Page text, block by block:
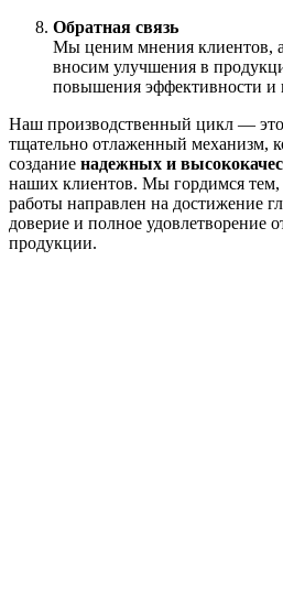
Обратная связь
Мы ценим мнения клиентов,
вносим улучшения в
повышения эффективности и
Наш производственный цикл —
тщательно отлаженный механизм,
создание надежных и
наших клиентов. Мы гордимся
работы направлен на достижение
доверие и полное удовлетворение
продукции.